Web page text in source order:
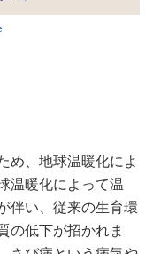
め、地球温暖化によ
温暖化によって温
伴い、従来の生育環
の低下が招かれま